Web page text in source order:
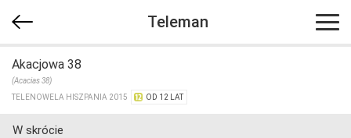
Teleman
Akacjowa 38
(Acacias 38)
TELENOWELA HISZPANIA 2015
OD 12 LAT
W skrócie